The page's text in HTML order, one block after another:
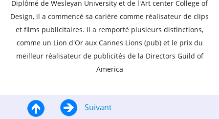
Diplômé de Wesleyan University et de l'Art center College of
Design, il a commencé sa carière comme réalisateur de clips
et films publicitaires. Il a remporté plusieurs distinctions,
comme un Lion d'Or aux Cannes Lions (pub) et le prix du
meilleur réalisateur de publicités de la Directors Guild of
America
Suivant